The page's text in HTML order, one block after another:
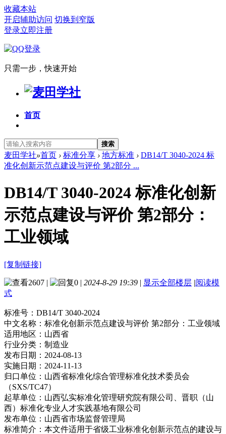
收藏本站
开启辅助访问 切换到窄版
登录立即注册
只需一步，快速开始
首页
搜索
麦田学社»首页 › 标准分享 › 地方标准 › DB14/T 3040-2024 标
准化创新示范点建设与评价 第2部分 ...
DB14/T 3040-2024 标准化创新
示范点建设与评价 第2部分：
工业领域
[复制链接]
2607 | 0 | 2024-8-29 19:39 | 显示全部楼层 |阅读模
式
标准号： DB14/T 3040-2024
中文名称： 标准化创新示范点建设与评价 第2部分：工业领域
适用地区： 山西省
行业分类： 制造业
发布日期： 2024-08-13
实施日期： 2024-11-13
归口单位： 山西省标准化综合管理标准化技术委员会
（SXS/TC47）
起草单位： 山西弘实标准化管理研究院有限公司、晋职（山
西）标准化专业人才实践基地有限公司
发布单位： 山西省市场监督管理局
标准简介： 本文件适用于省级工业标准化创新示范点的建设与